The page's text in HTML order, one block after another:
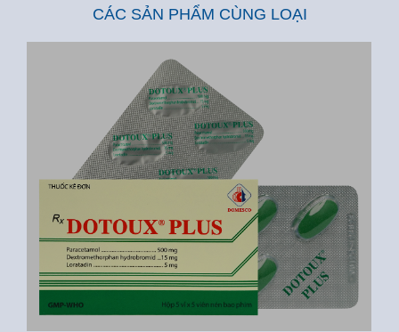
CÁC SẢN PHẨM CÙNG LOẠI